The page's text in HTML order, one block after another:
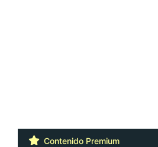
Contenido Premium